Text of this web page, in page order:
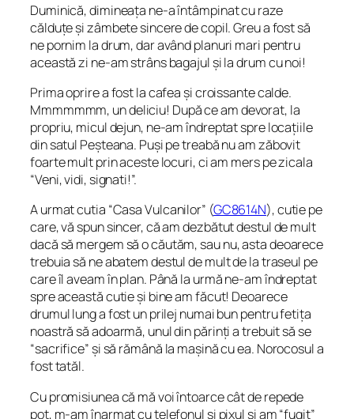
Duminică, dimineața ne-a întâmpinat cu raze
călduțe și zâmbete sincere de copil. Greu a fost să
ne pornim la drum, dar având planuri mari pentru
această zi ne-am strâns bagajul și la drum cu noi!
Prima oprire a fost la cafea și croissante calde.
Mmmmmmm, un deliciu! După ce am devorat, la
propriu, micul dejun, ne-am îndreptat spre locațiile
din satul Peșteana. Puși pe treabă nu am zăbovit
foarte mult prin aceste locuri, ci am mers pe zicala
“Veni, vidi, signati!”.
A urmat cutia “Casa Vulcanilor” (GC8614N), cutie pe
care, vă spun sincer, că am dezbătut destul de mult
dacă să mergem să o căutăm, sau nu, asta deoarece
trebuia să ne abatem destul de mult de la traseul pe
care îl aveam în plan. Până la urmă ne-am îndreptat
spre această cutie și bine am făcut! Deoarece
drumul lung a fost un prilej numai bun pentru fetița
noastră să adoarmă, unul din părinți a trebuit să se
“sacrifice” și să rămână la mașină cu ea. Norocosul a
fost tatăl.
Cu promisiunea că mă voi întoarce cât de repede
pot, m-am înarmat cu telefonul și pixul și am “fugit”